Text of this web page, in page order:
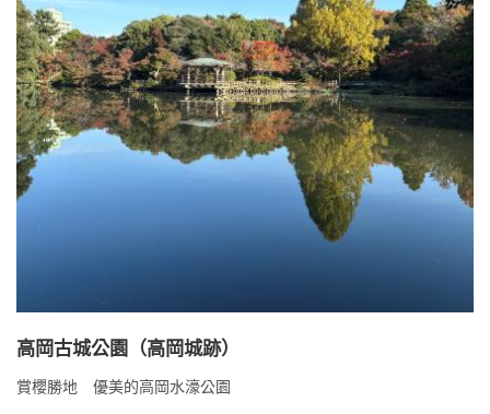
高岡古城公園（高岡城跡）
賞櫻勝地 優美的高岡水濠公園